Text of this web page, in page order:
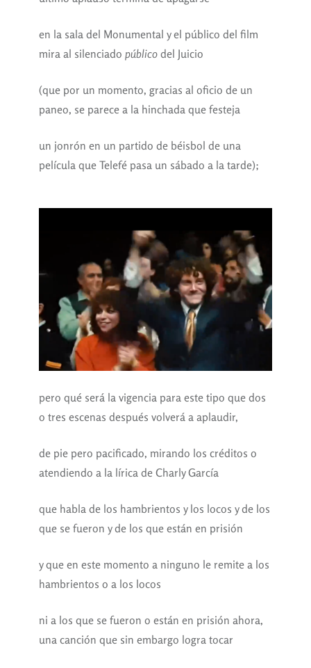
en la sala del Monumental y el público del film
mira al silenciado públicodel Juicio
(que por un momento, gracias al oficio de un
paneo, se parece a la hinchada que festeja
un jonrón en un partido de béisbol de una
película que Telefé pasa un sábado a la tarde);
pero qué será la vigencia para este tipo que dos
o tres escenas después volverá a aplaudir,
de pie pero pacificado, mirando los créditos o
atendiendo a la lírica de Charly García
que habla de los hambrientos y los locos y de los
que se fueron y de los que están en prisión
y que en este momento a ninguno le remite a los
hambrientos o a los locos
ni a los que se fueron o están en prisión ahora,
una canción que sin embargo logra tocar